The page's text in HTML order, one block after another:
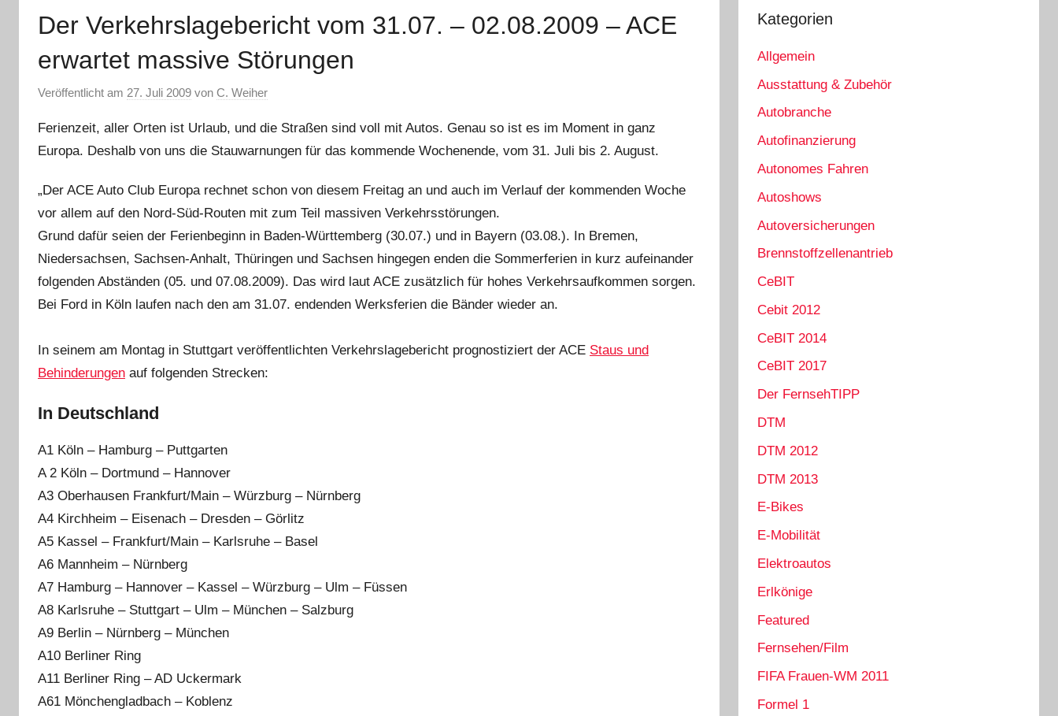
Der Verkehrslagebericht vom 31.07. – 02.08.2009 – ACE
erwartet massive Störungen
Veröffentlicht am 27. Juli 2009 von C. Weiher
Ferienzeit, aller Orten ist Urlaub, und die Straßen sind voll mit Autos. Genau so ist es im Moment in ganz
Europa. Deshalb von uns die Stauwarnungen für das kommende Wochenende, vom 31. Juli bis 2. August.
„Der ACE Auto Club Europa rechnet schon von diesem Freitag an und auch im Verlauf der kommenden Woche
vor allem auf den Nord-Süd-Routen mit zum Teil massiven Verkehrsstörungen.
Grund dafür seien der Ferienbeginn in Baden-Württemberg (30.07.) und in Bayern (03.08.). In Bremen,
Niedersachsen, Sachsen-Anhalt, Thüringen und Sachsen hingegen enden die Sommerferien in kurz aufeinander
folgenden Abständen (05. und 07.08.2009). Das wird laut ACE zusätzlich für hohes Verkehrsaufkommen sorgen.
Bei Ford in Köln laufen nach den am 31.07. endenden Werksferien die Bänder wieder an.
In seinem am Montag in Stuttgart veröffentlichten Verkehrslagebericht prognostiziert der ACE Staus und
Behinderungen auf folgenden Strecken:
In Deutschland
A1 Köln – Hamburg – Puttgarten
A 2 Köln – Dortmund – Hannover
A3 Oberhausen Frankfurt/Main – Würzburg – Nürnberg
A4 Kirchheim – Eisenach – Dresden – Görlitz
A5 Kassel – Frankfurt/Main – Karlsruhe – Basel
A6 Mannheim – Nürnberg
A7 Hamburg – Hannover – Kassel – Würzburg – Ulm – Füssen
A8 Karlsruhe – Stuttgart – Ulm – München – Salzburg
A9 Berlin – Nürnberg – München
A10 Berliner Ring
A11 Berliner Ring – AD Uckermark
A61 Mönchengladbach – Koblenz
Kategorien
Allgemein
Ausstattung & Zubehör
Autobranche
Autofinanzierung
Autonomes Fahren
Autoshows
Autoversicherungen
Brennstoffzellenantrieb
CeBIT
Cebit 2012
CeBIT 2014
CeBIT 2017
Der FernsehTIPP
DTM
DTM 2012
DTM 2013
E-Bikes
E-Mobilität
Elektroautos
Erlkönige
Featured
Fernsehen/Film
FIFA Frauen-WM 2011
Formel 1